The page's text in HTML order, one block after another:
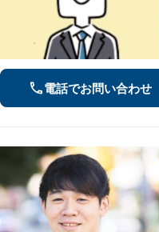
電話でお問い合わせ